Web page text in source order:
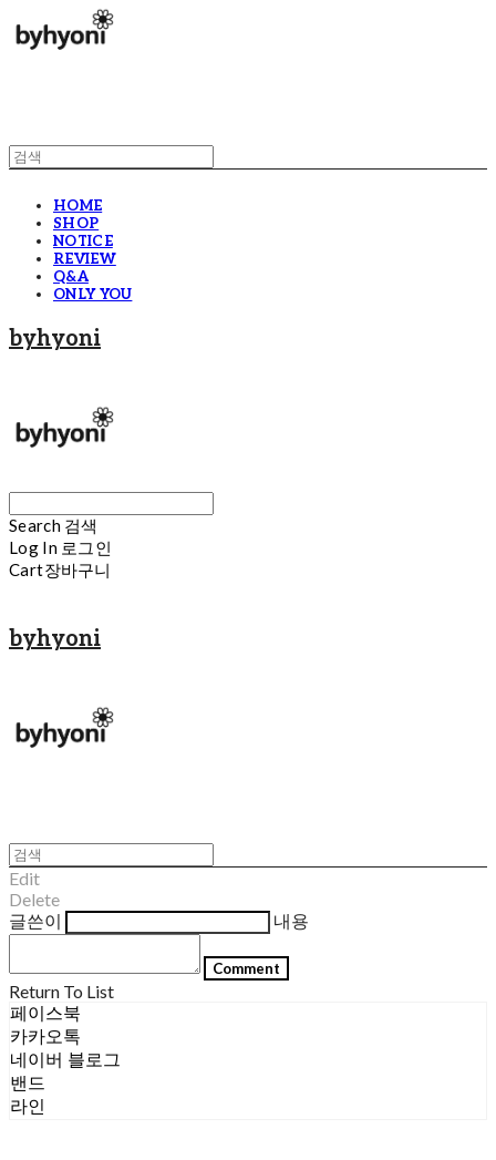
HOME
SHOP
NOTICE
REVIEW
Q&A
ONLY YOU
byhyoni
Search 검색
Log In 로그인
Cart장바구니
byhyoni
Edit
Delete
글쓴이
내용
Comment
Return To List
페이스북
카카오톡
네이버 블로그
밴드
라인